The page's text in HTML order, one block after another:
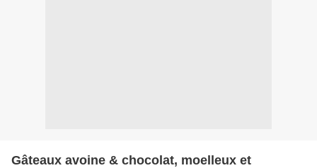
Gâteaux avoine & chocolat, moelleux et